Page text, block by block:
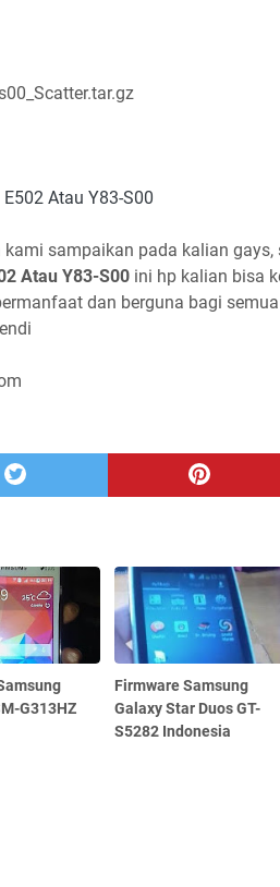
Atau Y83-S00
sampaikan pada kalian
Atau Y83-S00 ini hp kalian bisa
dan berguna bagi
G313HZ
Firmware Samsung
Galaxy Star Duos GT-
S5282 Indonesia